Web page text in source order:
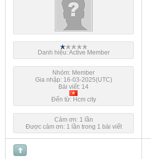
Danh hiệu: Active Member
Nhóm: Member
Gia nhập: 16-03-2025(UTC)
Bài viết: 14
Đến từ: Hcm city
Cảm ơn: 1 lần
Được cảm ơn: 1 lần trong 1 bài viết